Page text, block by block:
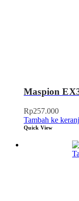
Maspion
Rp257.000
Tambah ke
Quick View